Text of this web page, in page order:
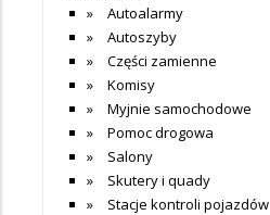
Autoalarmy
Autoszyby
Części zamienne
Komisy
Myjnie samochodowe
Pomoc drogowa
Salony
Skutery i quady
Stacje kontroli pojazdów